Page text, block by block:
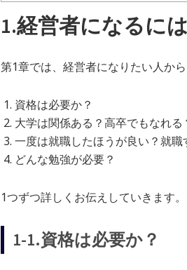
1.経営者になるに
第1章では、経営者になりたい人か
資格は必要か？
大学は関係ある？高卒でもなれる
一度は就職したほうが良い？就
どんな勉強が必要？
1つずつ詳しくお伝えしていきます。
1-1.資格は必要か？